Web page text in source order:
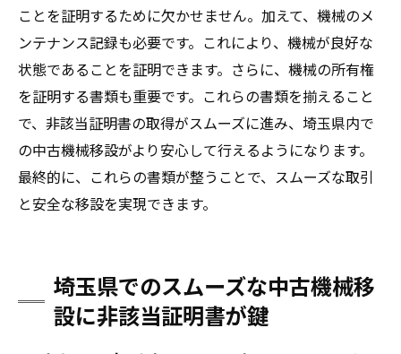
ことを証明するために欠かせません。加えて、機械のメ
ンテナンス記録も必要です。これにより、機械が良好な
状態であることを証明できます。さらに、機械の所有権
を証明する書類も重要です。これらの書類を揃えること
で、非該当証明書の取得がスムーズに進み、埼玉県内で
の中古機械移設がより安心して行えるようになります。
最終的に、これらの書類が整うことで、スムーズな取引
と安全な移設を実現できます。
埼玉県でのスムーズな中古機械移
設に非該当証明書が鍵